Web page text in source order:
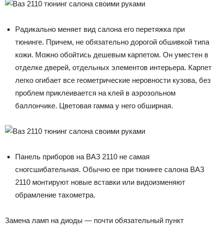
Радикально меняет вид салона его перетяжка при
тюнинге. Причем, не обязательно дорогой обшивкой типа
кожи. Можно обойтись дешевым карпетом. Он уместен в
отделке дверей, отдельных элементов интерьера. Карпет
легко огибает все геометрические неровности кузова, без
проблем приклеивается на клей в аэрозольном
баллончике. Цветовая гамма у него обширная.
Панель приборов на ВАЗ 2110 не самая
сногсшибательная. Обычно ее при тюнинге салона ВАЗ
2110 монтируют новые вставки или видоизменяют
обрамление тахометра.
Замена ламп на диоды — почти обязательный пункт